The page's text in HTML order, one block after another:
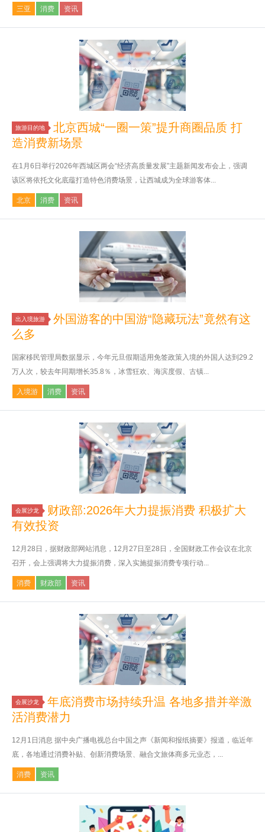
三亚 消费 资讯
旅游目的地
北京西城“一圈一策”提升商圈品质 打
造消费新场景
在1月6日举行2026年西城区两会“经济高质量发展”主题新闻发布会上，强调
该区将依托文化底蕴打造特色消费场景，让西城成为全球游客体...
北京 消费 资讯
出入境旅游
外国游客的中国游“隐藏玩法”竟然有这
么多
国家移民管理局数据显示，今年元旦假期适用免签政策入境的外国人达到29.2
万人次，较去年同期增长35.8％，冰雪狂欢、海滨度假、古镇...
入境游 消费 资讯
会展沙龙
财政部:2026年大力提振消费 积极扩大
有效投资
12月28日，据财政部网站消息，12月27日至28日，全国财政工作会议在北京
召开，会上强调将大力提振消费，深入实施提振消费专项行动...
消费 财政部 资讯
会展沙龙
年底消费市场持续升温 各地多措并举激
活消费潜力
12月1日消息 据中央广播电视总台中国之声《新闻和报纸摘要》报道，临近年
底，各地通过消费补贴、创新消费场景、融合文旅体商多元业态，...
消费 资讯